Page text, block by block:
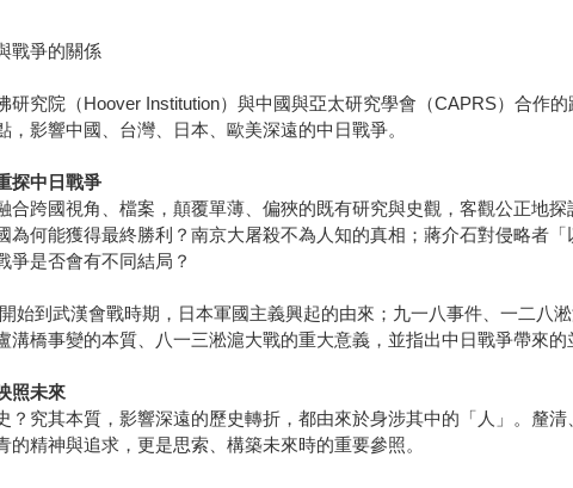
戰爭的關係
研究院（Hoover Institution）與中國與亞太研究學會（CAPRS）合作
影響中國、台灣、日本、歐美深遠的中日戰爭。
探中日戰爭
合跨國視角、檔案，顛覆單薄、偏狹的既有研究與史觀，客觀公正地
為何能獲得最終勝利？南京大屠殺不為人知的真相；蔣介石對侵略者
爭是否會有不同結局？
始到武漢會戰時期，日本軍國主義興起的由來；九一八事件、一二八
溝橋事變的本質、八一三淞滬大戰的重大意義，並指出中日戰爭帶來
照未來
？究其本質，影響深遠的歷史轉折，都由來於身涉其中的「人」。釐
精神與追求，更是思索、構築未來時的重要參照。